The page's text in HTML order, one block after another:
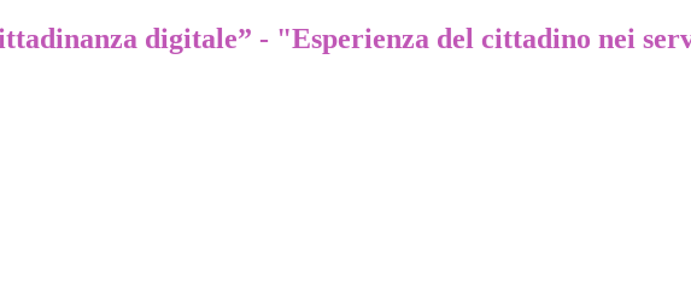
digitale” - "Esperienza del cittadino nei